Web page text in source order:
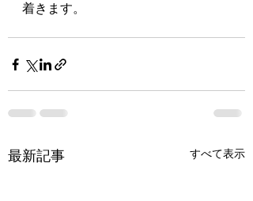
着きます。
最新記事 すべて表示